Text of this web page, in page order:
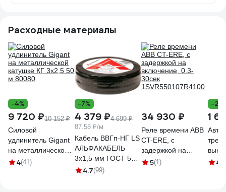
Расходные материалы
-4%
9 720 ₽10 152 ₽
Силовой
удлинитель Gigant
на металлической
катушке КГ 3x2,5 50
4(41)
-7%
4 379 ₽4 699 ₽
87.58 ₽/м
Кабель ВВГп-НГ LS
АЛЬФАКАБЕЛЬ
3х1,5 мм ГОСТ 50
м 05190
4.7(99)
34 930 ₽
Реле времени ABB
CT-ERE, с
задержкой на
включение, 0.3-
5(1)
-21%
1
25а4.9